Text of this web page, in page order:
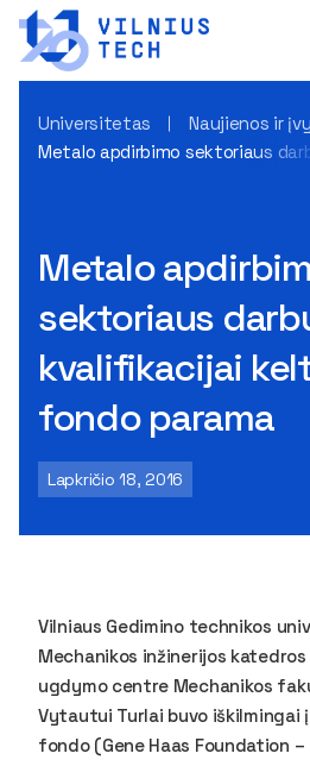
Universitetas
Naujienos ir
Metalo apdirbimo sektoriaus
Metalo
sektoriaus
kvalifikacijai
fondo parama
Lapkričio 18, 2016
Vilniaus Gedimino technikos
Mechanikos inžinerijos
ugdymo centre Mechanikos
Vytautui Turlai buvo iškilmingai
fondo (Gene Haas Foundation –